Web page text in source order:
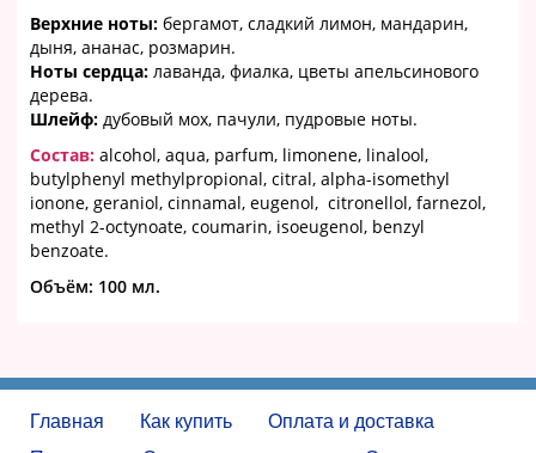
Верхние ноты: бергамот, сладкий лимон, мандарин,
дыня, ананас, розмарин.
Ноты сердца: лаванда, фиалка, цветы апельсинового
дерева.
Шлейф: дубовый мох, пачули, пудровые ноты.
Состав: alcohol, aqua, parfum, limonene, linalool,
butylphenyl methylpropional, citral, alpha-isomethyl
ionone, geraniol, cinnamal, eugenol, citronellol, farnezol,
methyl 2-octynoate, coumarin, isoeugenol, benzyl
benzoate.
Объём: 100 мл.
Главная Как купить
Оплата и доставка